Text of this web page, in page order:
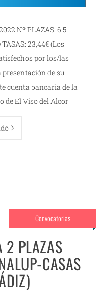
Nº PLAZAS: 6 5
23,44€ (Los
por los/las
de su
cuenta bancaria de la
de El Viso del Alcor
Convocatorias
2 PLAZAS
CASAS